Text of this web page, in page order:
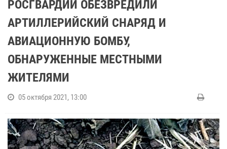
РОСГВАРДИИ ОБЕЗВРЕДИЛИ
АРТИЛЛЕРИЙСКИЙ СНАРЯД И
АВИАЦИОННУЮ БОМБУ,
ОБНАРУЖЕННЫЕ МЕСТНЫМИ
ЖИТЕЛЯМИ
05 октября 2021, 13:00